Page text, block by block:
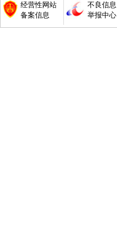
经营性网站
备案信息
不良信息
举报中心